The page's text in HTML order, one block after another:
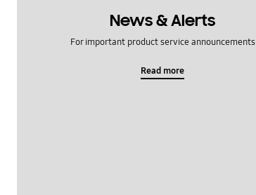
News & Alerts
For important product service announcements
Read more